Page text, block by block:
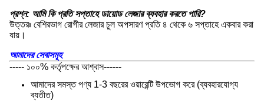
প্রশ্ন: আমি কি প্রতি সপ্তাহে ডায়োড লেজার ব্যবহার করতে পারি?
উত্তরঃ বেশিরভাগ রোগীর লেজার চুল অপসারণ প্রতি ৪ থেকে ৬ সপ্তাহে একবার করা
যায়।
আমাদের সেবাসমূহ
----- ১০০% কর্তৃপক্ষের আশ্বাস------
আমাদের সমস্ত পণ্য 1-3 বছরের ওয়ারেন্টি উপভোগ করে (ব্যবহারযোগ্য
ব্যতীত)